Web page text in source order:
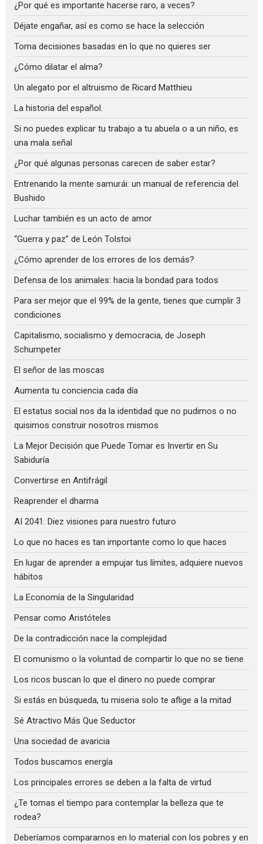
¿Por qué es importante hacerse raro, a veces?
Déjate engañar, así es como se hace la selección
Toma decisiones basadas en lo que no quieres ser
¿Cómo dilatar el alma?
Un alegato por el altruismo de Ricard Matthieu
La historia del español.
Si no puedes explicar tu trabajo a tu abuela o a un niño, es
una mala señal
¿Por qué algunas personas carecen de saber estar?
Entrenando la mente samurái: un manual de referencia del
Bushido
Luchar también es un acto de amor
“Guerra y paz” de León Tolstoi
¿Cómo aprender de los errores de los demás?
Defensa de los animales: hacia la bondad para todos
Para ser mejor que el 99% de la gente, tienes que cumplir 3
condiciones
Capitalismo, socialismo y democracia, de Joseph
Schumpeter
El señor de las moscas
Aumenta tu conciencia cada día
El estatus social nos da la identidad que no pudimos o no
quisimos construir nosotros mismos
La Mejor Decisión que Puede Tomar es Invertir en Su
Sabiduría
Convertirse en Antifrágil
Reaprender el dharma
AI 2041: Diez visiones para nuestro futuro
Lo que no haces es tan importante como lo que haces
En lugar de aprender a empujar tus límites, adquiere nuevos
hábitos
La Economía de la Singularidad
Pensar como Aristóteles
De la contradicción nace la complejidad
El comunismo o la voluntad de compartir lo que no se tiene
Los ricos buscan lo que el dinero no puede comprar
Si estás en búsqueda, tu miseria solo te aflige a la mitad
Sé Atractivo Más Que Seductor
Una sociedad de avaricia
Todos buscamos energía
Los principales errores se deben a la falta de virtud
¿Te tomas el tiempo para contemplar la belleza que te
rodea?
Deberíamos compararnos en lo material con los pobres y en